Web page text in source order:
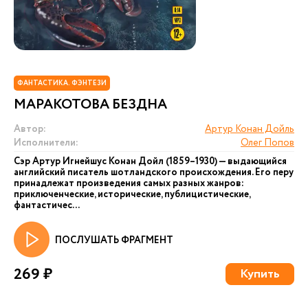
ФАНТАСТИКА. ФЭНТЕЗИ
МАРАКОТОВА БЕЗДНА
Автор:
Артур Конан Дойль
Исполнители:
Олег Попов
Сэр Артур Игнейшус Конан Дойл (1859–1930) — выдающийся
английский писатель шотландского происхождения. Его перу
принадлежат произведения самых разных жанров:
приключенческие, исторические, публицистические,
фантастичес...
ПОСЛУШАТЬ ФРАГМЕНТ
269 ₽ Купить